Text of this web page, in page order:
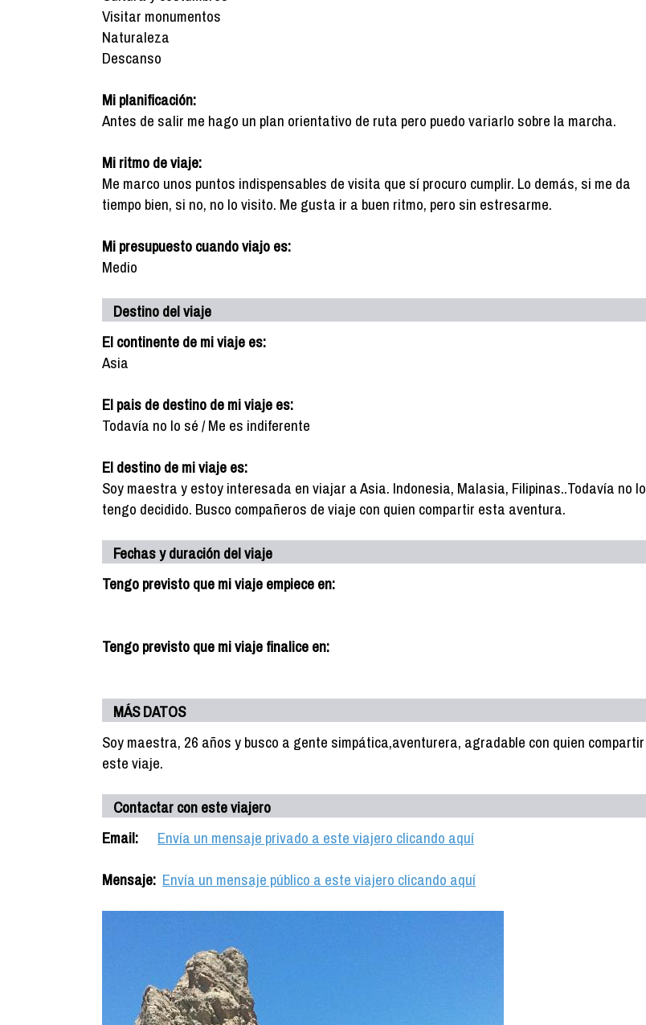
Visitar monumentos
Naturaleza
Descanso
Mi planificación:
Antes de salir me hago un plan orientativo de ruta pero puedo variarlo sobre la marcha.
Mi ritmo de viaje:
Me marco unos puntos indispensables de visita que sí procuro cumplir. Lo demás, si me da
tiempo bien, si no, no lo visito. Me gusta ir a buen ritmo, pero sin estresarme.
Mi presupuesto cuando viajo es:
Medio
Destino del viaje
El continente de mi viaje es:
Asia
El pais de destino de mi viaje es:
Todavía no lo sé / Me es indiferente
El destino de mi viaje es:
Soy maestra y estoy interesada en viajar a Asia. Indonesia, Malasia, Filipinas..Todavía no lo
tengo decidido. Busco compañeros de viaje con quien compartir esta aventura.
Fechas y duración del viaje
Tengo previsto que mi viaje empiece en:
Tengo previsto que mi viaje finalice en:
MÁS DATOS
Soy maestra, 26 años y busco a gente simpática,aventurera, agradable con quien compartir
este viaje.
Contactar con este viajero
Email:
Envía un mensaje privado a este viajero clicando aquí
Mensaje: Envía un mensaje público a este viajero clicando aquí